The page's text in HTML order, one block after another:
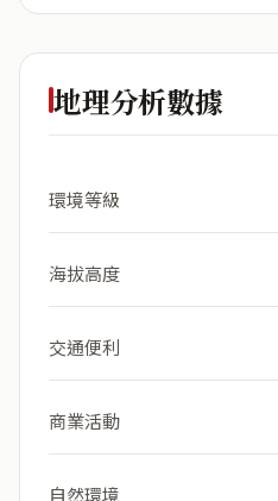
地理分析數據
環境等級
海拔高度
交通便利
商業活動
自然環境